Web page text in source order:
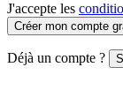
J'accepte les
Créer mon compte
Déjà un compte ?